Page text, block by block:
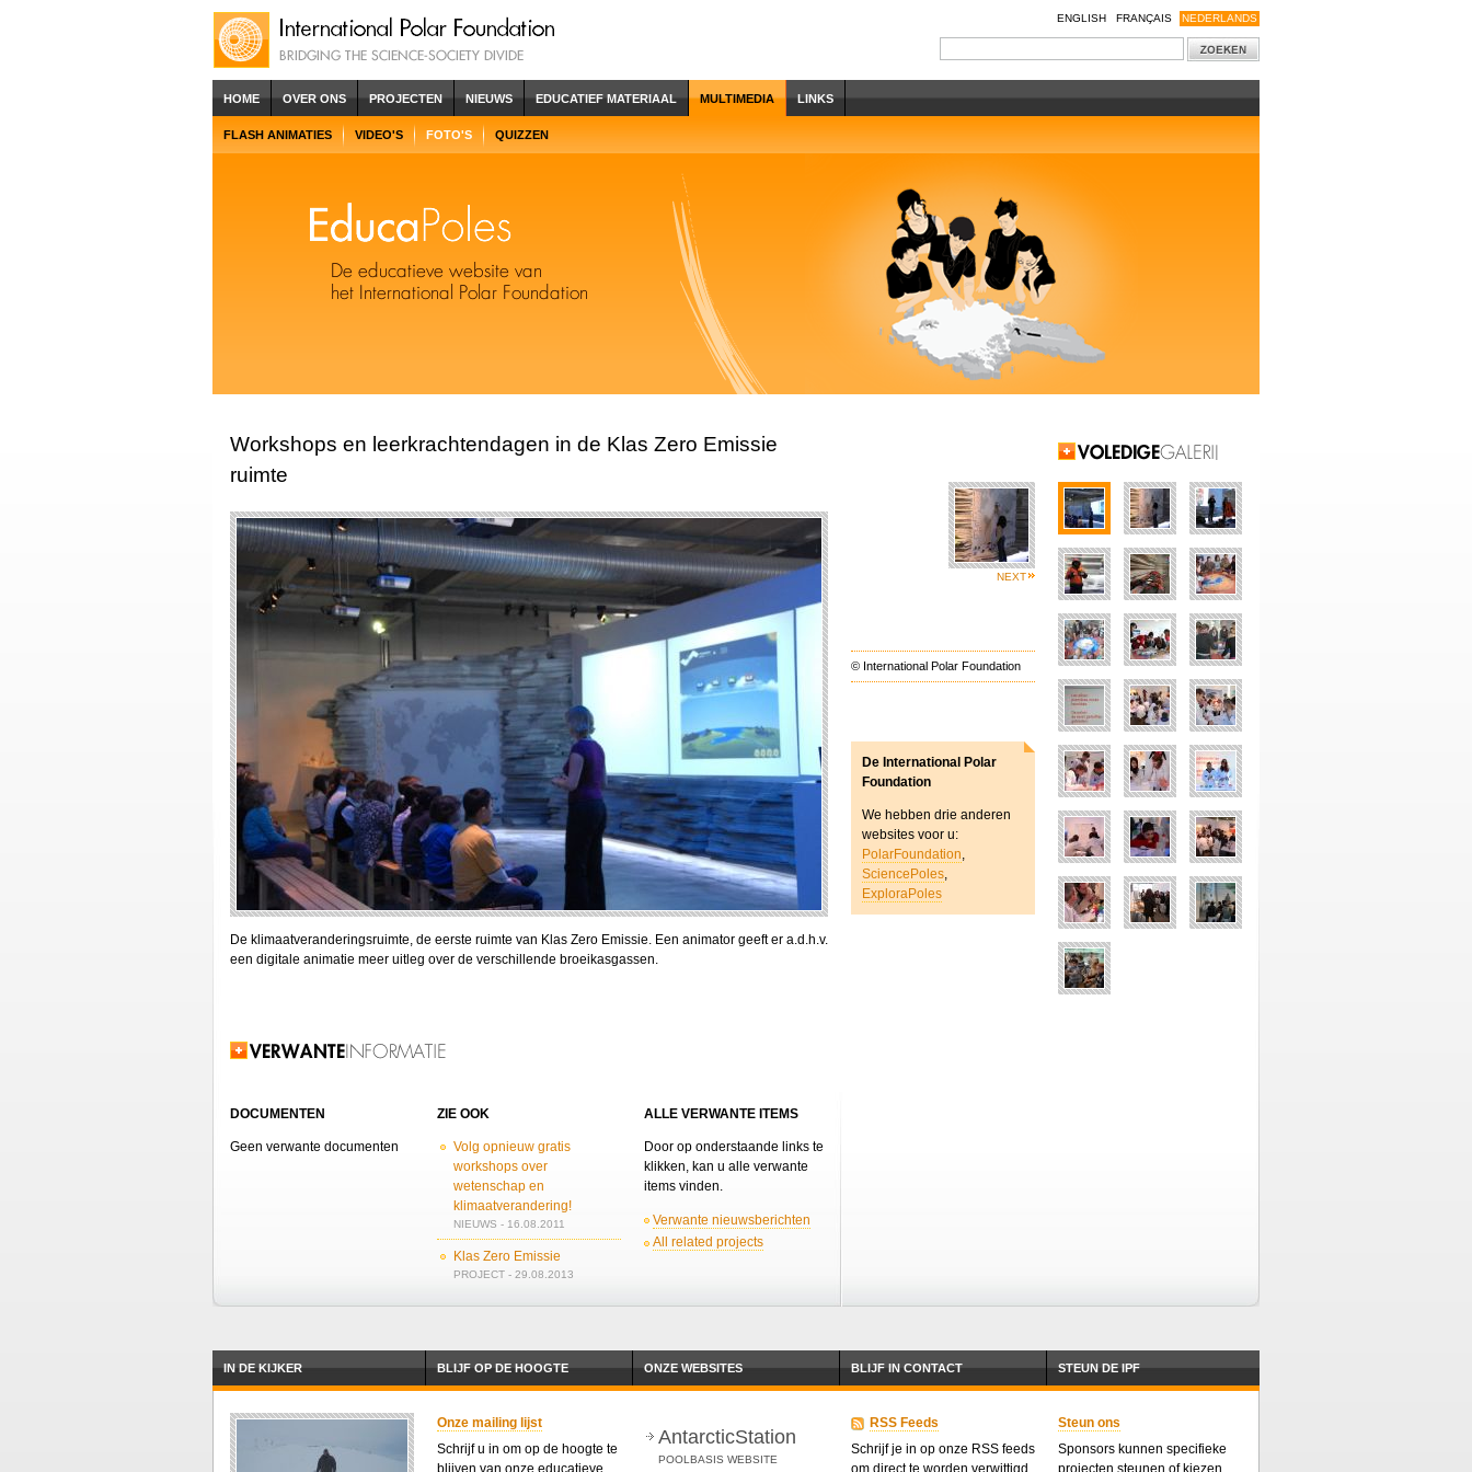
ENGLISH FRANÇAIS NEDERLANDS
HOME OVER ONS PROJECTEN NIEUWS EDUCATIEF MATERIAAL MULTIMEDIA LINKS
FLASH ANIMATIES VIDEO'S FOTO'S QUIZZEN
Workshops en leerkrachtendagen in de Klas Zero Emissie
ruimte
De klimaatveranderingsruimte, de eerste ruimte van Klas Zero Emissie. Een animator geeft er a.d.h.v.
een digitale animatie meer uitleg over de verschillende broeikasgassen.
Verwante informatie
DOCUMENTEN
Geen verwante documenten
ZIE OOK
Volg opnieuw gratis
workshops over
wetenschap en
klimaatverandering!
NIEUWS - 16.08.2011
Klas Zero Emissie
PROJECT - 29.08.2013
ALLE VERWANTE ITEMS
Door op onderstaande links te
klikken, kan u alle verwante
items vinden.
Verwante nieuwsberichten
All related projects
NEXT
© International Polar Foundation
De International Polar
Foundation
We hebben drie anderen
websites voor u:
PolarFoundation
SciencePoles
ExploraPoles
Volledige galerij
IN DE KIJKER BLIJF OP DE HOOGTE
Onze mailing lijst
Schrijf u in om op de hoogte te
blijven van onze educatieve
ONZE WEBSITES
AntarcticStation
POOLBASIS WEBSITE
BLIJF IN CONTACT
RSS Feeds
Schrijf je in op onze RSS feeds
om direct te worden verwittigd
STEUN DE IPF
Steun ons
Sponsors kunnen specifieke
projecten steunen of kiezen